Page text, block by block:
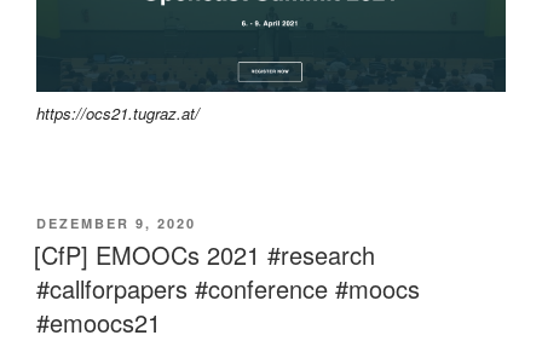
https://ocs21.tugraz.at/
VERÖFFENTLICHT
AM
DEZEMBER 9, 2020
[CfP] EMOOCs 2021 #research
#callforpapers #conference #moocs
#emoocs21